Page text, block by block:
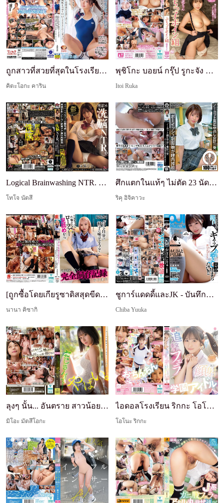
ถูกสาวที่สวยที่สุดในโรงเรียน—นักเรียนหญิงที่มีร่า...
คิตะโอกะ คาริน
พุชิโกะ บอยน์ กรุ๊ป รูกะจัง อิโตอิ รูกะ
Itoi Ruka
Logical Brainwashing NTR. การประหารสาธารณะด้วยรีโ...
โทโจ นัตสึ
ศึกแตกในแท้ๆ ไม่ตัด 23 นัด - สาวคาชุดนักเรียนเด็ก...
ริคุ อิจิคาวะ
[ถูกซื้อโดยเกียรูซาดิสสุดขีด] "เฮ้ รสชาติของน้ำเง...
นานา คิซากิ
ชูการ์แดดดี้และJK - บันทึกของJK ที่ดูสุภาพเรียบร้...
Chiba Yuuka
ลุงๆ นั้น... อันตราย สาวน้อยที่ไม่รู้เรื่องถูกแตก...
มิโอะ มัตสึโอกะ
ไอดอลโรงเรียน ริกกะ โอโนะ ที่ให้คุณแตกใส่หน้าอีกค...
โอโนะ ริกกะ